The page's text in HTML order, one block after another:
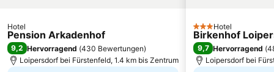
Hotel
Pension Arkadenhof
9,2 Hervorragend (430 Bewertungen)
Loipersdorf bei Fürstenfeld, 1.4 km bis Zentrum
3 Sterne
Hotel
Birkenhof
9,7 Hervorragend (
Loipersdorf bei